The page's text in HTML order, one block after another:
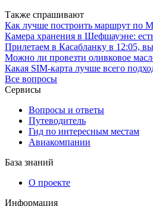
Также спрашивают
Как лучше построить маршрут по
Камера хранения в Шефшауэне:
Прилетаем в Касабланку в 12:05,
Можно ли провезти оливковое
Какая SIM-карта лучше всего
Все вопросы
Сервисы
Вопросы и ответы
Путеводитель
Гид по интересным местам
Авиакомпании
База знаний
О проекте
Информация